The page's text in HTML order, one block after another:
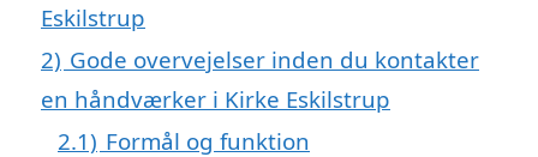
Eskilstrup
2) Gode overvejelser inden du kontakter
en håndværker i Kirke Eskilstrup
2.1) Formål og funktion